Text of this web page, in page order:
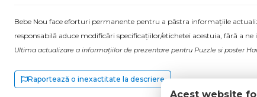
Bebe Nou face eforturi permanente pentru a păstra informațiile
responsabilă aduce modificări specificațiilor/etichetei acestuia, fără a
Ultima actualizare a informațiilor de prezentare pentru Puzzle si poster
Raportează o inexactitate la descriere
Acest website